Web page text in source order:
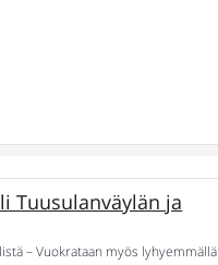
Tuusulanväylän ja
– Vuokrataan myös lyhyemmällä